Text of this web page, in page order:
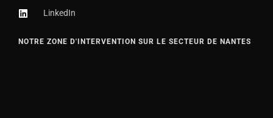
LinkedIn
NOTRE ZONE D'INTERVENTION SUR LE SECTEUR DE NANTES